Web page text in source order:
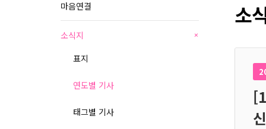
마음연결
소식지 +
표지
연도별 기사
태그별 기사
소